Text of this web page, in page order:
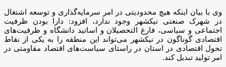
وی با بیان اینکه هیچ محدودیتی در امر سرمایه‌گذاری و توسعه اشتغال
در شهرک صنعتی نیکشهر وجود ندارد، افزود: دارا بودن ظرفیت
اجتماعی و سیاسی، فارغ التحصیلان و اساتید دانشگاه و ظرفیت‌های
اقتصادی گوناگون در نیکشهر می‌تواند این منطقه را به یکی از نقاط
تحول اقتصادی در استان در راستای سیاست‌های اقتصاد مقاومتی در
امر تولید تبدیل کند.